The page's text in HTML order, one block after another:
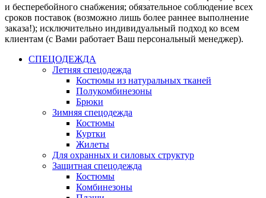
и бесперебойного снабжения; обязательное соблюдение всех
сроков поставок (возможно лишь более раннее выполнение
заказа!); исключительно индивидуальный подход ко всем
клиентам (с Вами работает Ваш персональный менеджер).
СПЕЦОДЕЖДА
Летняя спецодежда
Костюмы из натуральных тканей
Полукомбинезоны
Брюки
Зимняя спецодежда
Костюмы
Куртки
Жилеты
Для охранных и силовых структур
Защитная спецодежда
Костюмы
Комбинезоны